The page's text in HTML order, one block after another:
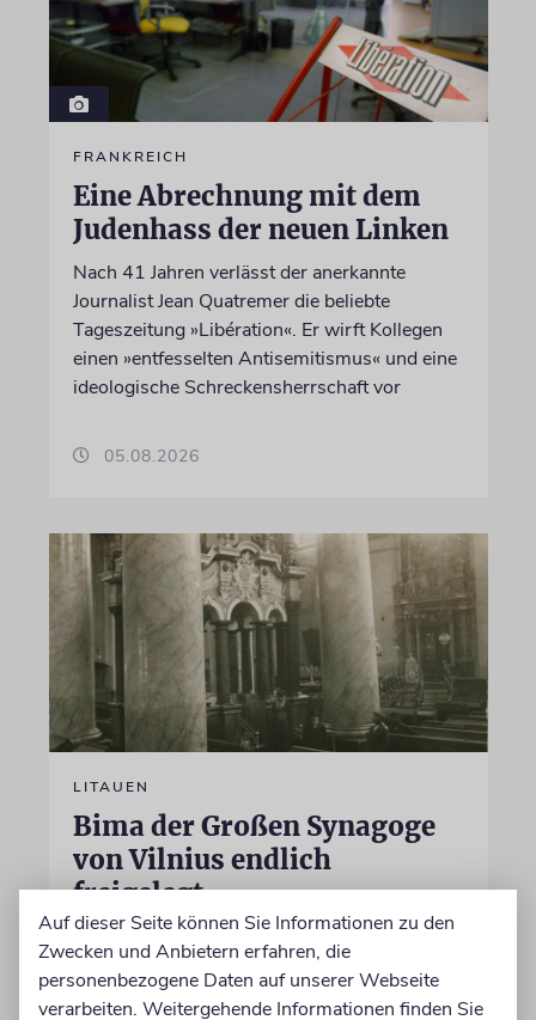
FRANKREICH
Eine Abrechnung mit dem
Judenhass der neuen Linken
Nach 41 Jahren verlässt der anerkannte
Journalist Jean Quatremer die beliebte
Tageszeitung »Libération«. Er wirft Kollegen
einen »entfesselten Antisemitismus« und eine
ideologische Schreckensherrschaft vor
05.08.2026
LITAUEN
Bima der Großen Synagoge
von Vilnius endlich
freigelegt
Während die Ausgrabungen voranschreiten,
geht die Debatte über die Zukunft des Ortes
weiter. Soll dort ein Gemeindezentrum
Auf dieser Seite können Sie Informationen zu den
Zwecken und Anbietern erfahren, die
personenbezogene Daten auf unserer Webseite
verarbeiten. Weitergehende Informationen finden Sie